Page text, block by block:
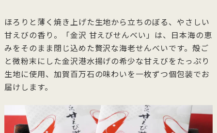
ほろりと薄く焼き上げた生地から立ちのぼる、やさしい
甘えびの香り。「金沢 甘えびせんべい」は、日本海の恵
みをそのまま閉じ込めた贅沢な海老せんべいです。殻ご
と微粉末にした金沢港水揚げの希少な甘えびをたっぷり
生地に使用、加賀百万石の味わいを一枚ずつ個包装でお
届けします。